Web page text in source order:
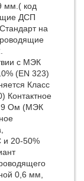
мм.( код
ДСП
на
с МЭК
(EN 323)
Класс
Контактное
9 Ом (МЭК
и 20-50%
0,6 мм,